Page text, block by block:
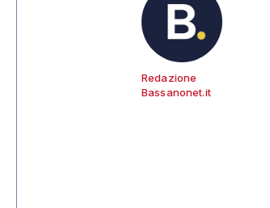
Redazione
Bassanonet.it